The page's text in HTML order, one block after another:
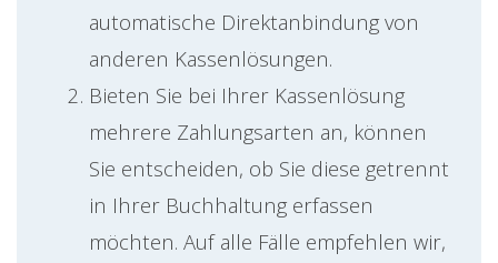
automatische Direktanbindung von
anderen Kassenlösungen.
Bieten Sie bei Ihrer Kassenlösung
mehrere Zahlungsarten an, können
Sie entscheiden, ob Sie diese getrennt
in Ihrer Buchhaltung erfassen
möchten. Auf alle Fälle empfehlen wir,